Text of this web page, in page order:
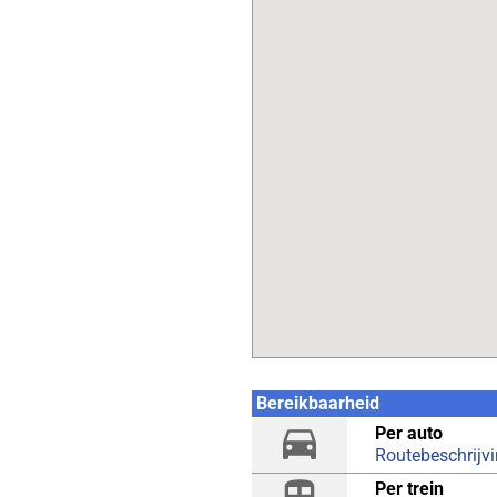
Bereikbaarheid
Per auto
Per trein